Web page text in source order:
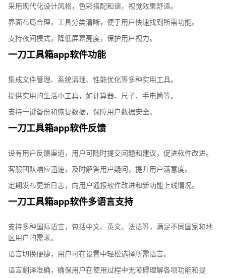
采用现代化设计风格，色彩搭配和谐，视觉效果舒适。
界面布局合理，工具分类清晰，便于用户快速找到所需功能。
支持夜间模式，降低屏幕亮度，保护用户视力。
一刀工具箱app软件功能
集成文件管理、系统清理、性能优化等多种实用工具。
提供实用的生活小工具，如计算器、尺子、手电筒等。
支持一键备份和恢复数据，保障用户数据安全。
一刀工具箱app软件反馈
设有用户反馈渠道，用户可随时提交问题和建议，促进软件改进。
客服团队响应迅速，及时解答用户疑问，提升用户满意度。
定期发布更新日志，向用户通报软件改进和新功能上线情况。
一刀工具箱app软件多语言支持
支持多种国际语言，包括中文、英文、法语等，满足不同国家和地
区用户的需求。
语言切换便捷，用户可在设置中轻松选择所需语言。
语言翻译准确，确保用户在使用过程中无障碍理解各项功能和提